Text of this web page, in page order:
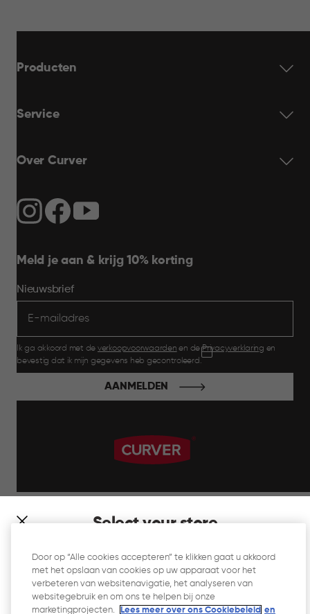
Select your store
which store would you like to shop?
Producten
Service
Over Curver
Meld je aan & krijg 10% korting
Nieuwsbrief
Ik ga akkoord met de verkoopvoorwaarden en dePrivacyverklaring en
bevestig dat ik mijn gegevens heb gecontroleerd.
AANMELDEN
Website Gebruiksvoorwaarden
Privacyverklaring
Door op “Alle cookies accepteren” te klikken gaat u akkoord
met het opslaan van cookies op uw apparaat voor het
verbeteren van websitenavigatie, het analyseren van
websitegebruik en om ons te helpen bij onze
marketingprojecten.
Lees meer over ons Cookiebeleid en